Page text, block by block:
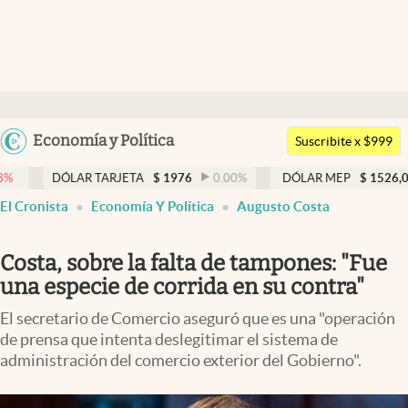
Argentina
Uruguay
Economía y Política
Members
Economía y Política
Finanzas y Mercados
Negocios
Columnistas
Otras secciones
Suscribite x $999
TARJETA $ 1976 0.00% DÓLAR MEP $ 1526,03 0.43%
El Cronista Economía Y Política Augusto Costa
Costa, sobre la falta de tampones: "Fue
una especie de corrida en su contra"
El secretario de Comercio aseguró que es una "operación
de prensa que intenta deslegitimar el sistema de
administración del comercio exterior del Gobierno".